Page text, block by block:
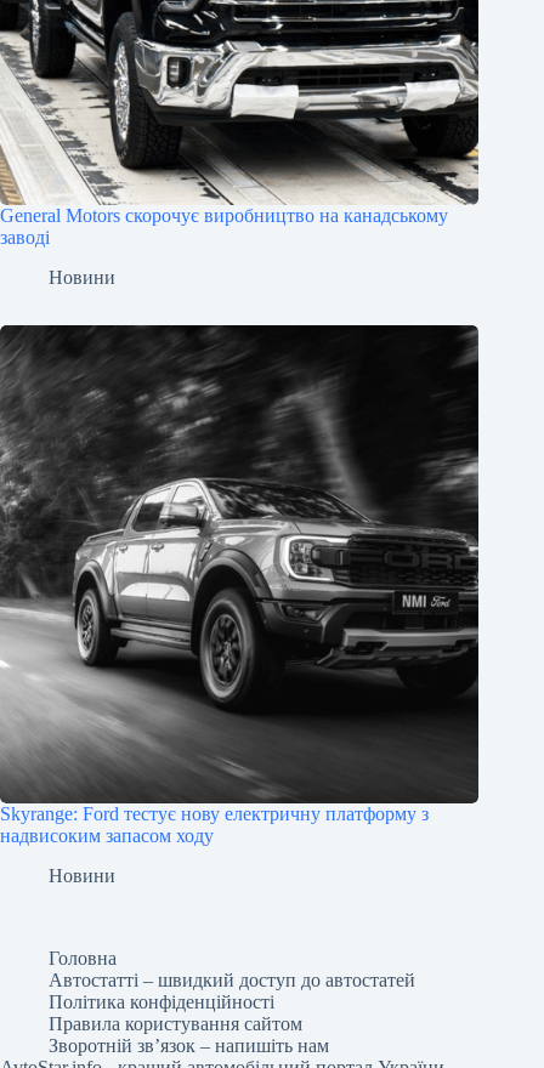
General Motors скорочує виробництво на канадському
заводі
Новини
Skyrange: Ford тестує нову електричну платформу з
надвисоким запасом ходу
Новини
Головна
Автостатті – швидкий доступ до автостатей
Політика конфіденційності
Правила користування сайтом
Зворотній зв’язок – напишіть нам